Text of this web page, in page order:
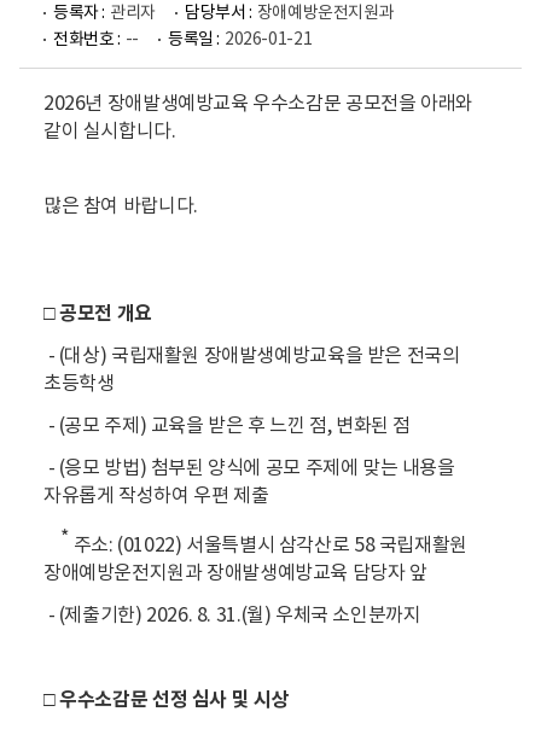
등록자 : 관리자 담당부서 : 장애예방운전지원과
전화번호 : -- 등록일 : 2026-01-21
2026년 장애발생예방교육 우수소감문 공모전을 아래와
같이 실시합니다.
많은 참여 바랍니다.
□ 공모전 개요
- (대상) 국립재활원 장애발생예방교육을 받은 전국의
초등학생
- (공모 주제) 교육을 받은 후 느낀 점, 변화된 점
- (응모 방법) 첨부된 양식에 공모 주제에 맞는 내용을
자유롭게 작성하여 우편 제출
* 주소: (01022) 서울특별시 삼각산로 58 국립재활원
장애예방운전지원과 장애발생예방교육 담당자 앞
- (제출기한) 2026. 8. 31.(월) 우체국 소인분까지
□ 우수소감문 선정 심사 및 시상